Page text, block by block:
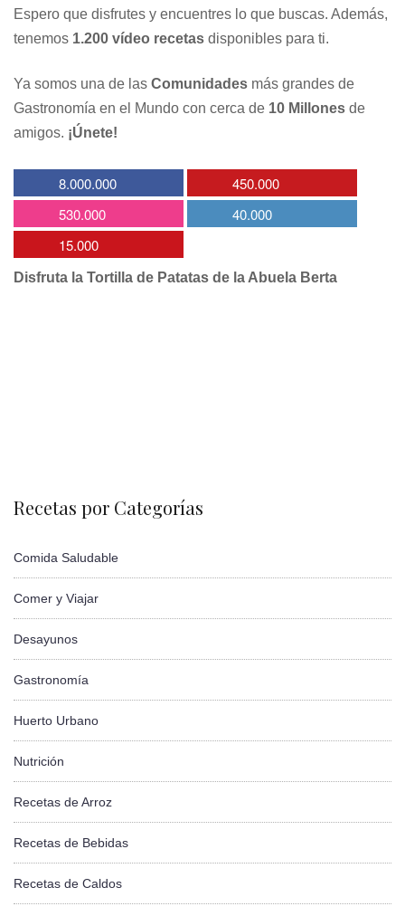
Espero que disfrutes y encuentres lo que buscas. Además,
tenemos 1.200 vídeo recetas disponibles para ti.
Ya somos una de las Comunidades más grandes de
Gastronomía en el Mundo con cerca de 10 Millones de
amigos. ¡Únete!
8.000.000
450.000
530.000
40.000
15.000
Disfruta la Tortilla de Patatas de la Abuela Berta
Recetas por Categorías
Comida Saludable
Comer y Viajar
Desayunos
Gastronomía
Huerto Urbano
Nutrición
Recetas de Arroz
Recetas de Bebidas
Recetas de Caldos